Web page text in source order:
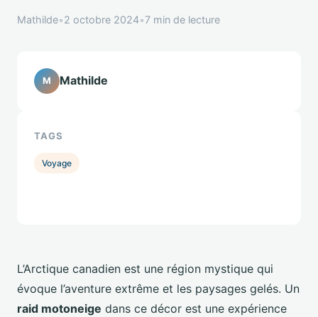
Mathilde•2 octobre 2024•7 min de lecture
L’Arctique canadien est une région mystique qui
évoque l’aventure extrême et les paysages gelés. Un
raid motoneige dans ce décor est une expérience
M Mathilde
TAGS
Voyage